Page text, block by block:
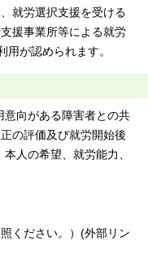
就労選択支援を受ける
援事業所等による就労
用が認められます。
意向がある障害者との共
の評価及び就労開始後
人の希望、就労能力、
ください。）(外部リン